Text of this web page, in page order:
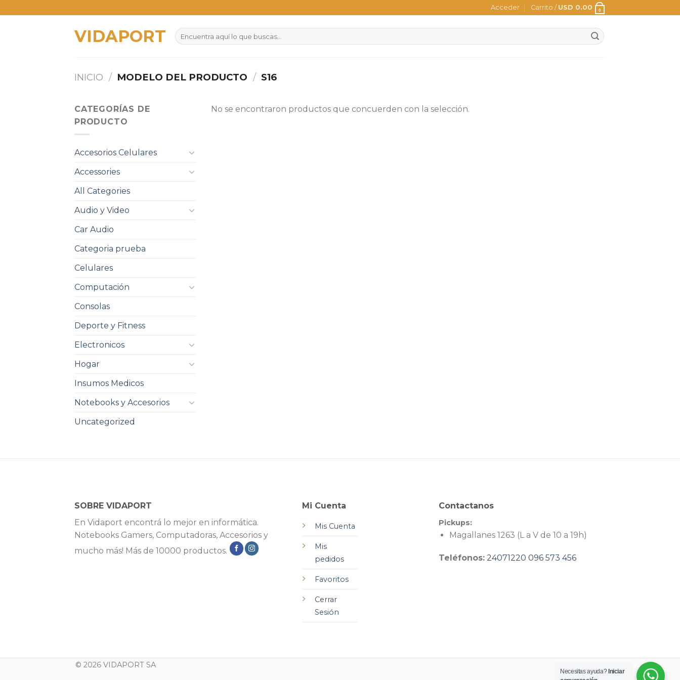
to
Acceder Carrito / USD 0.00 0
VIDAPORT
Buscar
por:
INICIO / MODELO DEL PRODUCTO / S16
CATEGORÍAS DE
PRODUCTO
Accesorios Celulares
Accessories
All Categories
Audio y Video
Car Audio
Categoria prueba
Celulares
Computación
Consolas
Deporte y Fitness
Electronicos
Hogar
Insumos Medicos
Notebooks y Accesorios
Uncategorized
No se encontraron productos que concuerden con la selección.
SOBRE VIDAPORT
En Vidaport encontrá lo mejor en informática.
Notebooks Gamers, Computadoras, Accesorios y
mucho más! Más de 10000 productos.
Mi Cuenta
Mis Cuenta
Mis
pedidos
Favoritos
Cerrar
Sesión
Contactanos
Pickups:
Magallanes 1263 (L a V de 10 a 19h)
Teléfonos: 24071220 096 573 456
© 2026 VIDAPORT SA
Necesitas ayuda? Iniciar